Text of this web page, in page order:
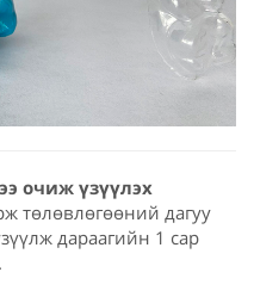
очиж үзүүлэх
төлөвлөгөөний дагуу
дараагийн 1 сар